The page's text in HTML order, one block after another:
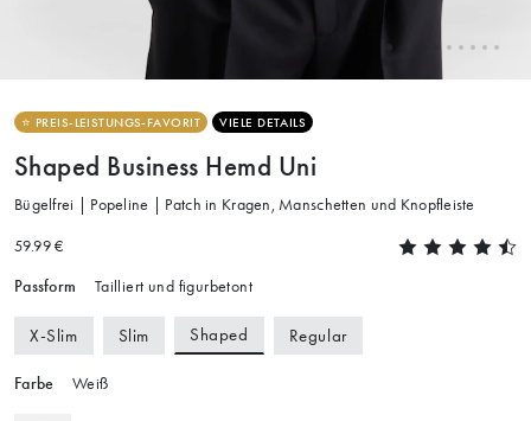
⭐ PREIS-LEISTUNGS-FAVORIT VIELE DETAILS
Shaped Business Hemd Uni
Bügelfrei | Popeline | Patch in Kragen, Manschetten und Knopfleiste
59.99 €
Passform Tailliert und figurbetont
X-Slim Slim Shaped Regular
Farbe Weiß